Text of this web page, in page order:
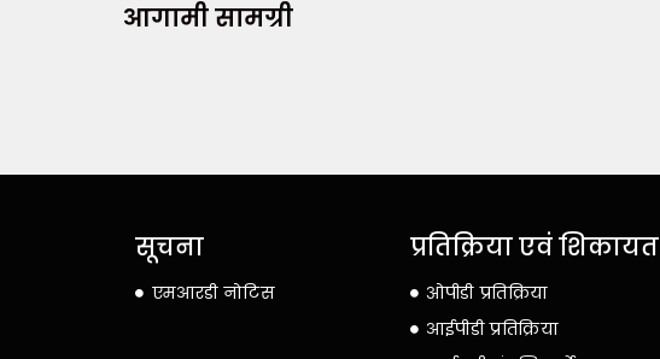
आगामी सामग्री
सूचना
एमआरडी नोटिस
प्रतिक्रिया एवं शिकायत
ओपीडी प्रतिक्रिया
आईपीडी प्रतिक्रिया